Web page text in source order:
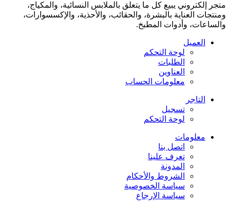
متجر إلكتروني يبيع كل ما يتعلق بالملابس النسائية، والمكياج،
ومنتجات العناية بالبشرة، والحقائب، والأحذية، والإكسسوارات،
والساعات، وأدوات المطبخ.
العميل
لوحة التحكم
الطلبات
العناوين
معلومات الحساب
التاجر
تسجيل
لوحة التحكم
معلومات
اتصل بنا
تعرف علينا
المدونة
الشروط والأحكام
سياسة الخصوصية
سياسة الإرجاع